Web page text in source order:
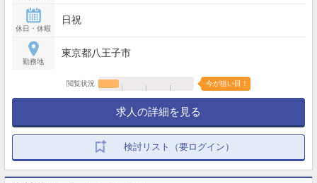
休日・休暇
日祝
勤務地
東京都八王子市
閲覧状況 今が狙い目！
求人の詳細を見る
検討リスト（要ログイン）